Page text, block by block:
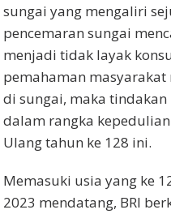
sungai yang mengaliri
pencemaran sungai
menjadi tidak layak
pemahaman
di sungai, maka
dalam rangka
Ulang tahun ke 128 ini.
Memasuki usia yang ke
2023 mendatang, BRI